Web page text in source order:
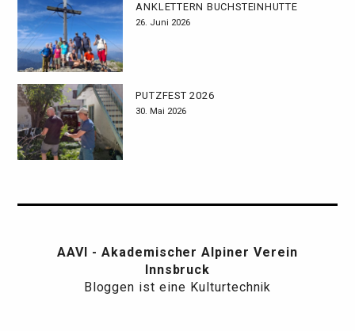
ANKLETTERN BUCHSTEINHÜTTE
26. Juni 2026
PUTZFEST 2026
30. Mai 2026
AAVI - Akademischer Alpiner Verein
Innsbruck
Bloggen ist eine Kulturtechnik